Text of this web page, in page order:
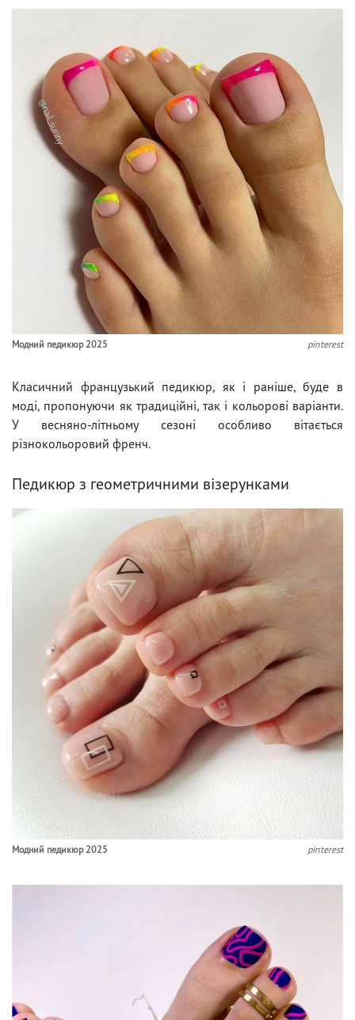
Модний педикюр 2025 pinterest
Класичний французький педикюр, як і раніше, буде в
моді, пропонуючи як традиційні, так і кольорові варіанти.
У весняно-літньому сезоні особливо вітається
різнокольоровий френч.
Педикюр з геометричними візерунками
Модний педикюр 2025 pinterest